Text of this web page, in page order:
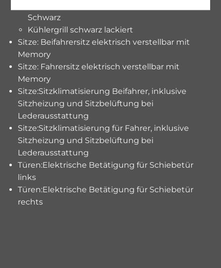
Schwarz
Kühlergrill schwarz lackiert
Sitze: Beifahrersitz elektrisch verstellbar mit
Memory
Sitze: Fahrersitz elektrisch verstellbar mit
Memory
Sitze:Sitzklimatisierung Beifahrer, inklusive
Sitzheizung und Sitzbelüftung bei
Lederausstattung
Sitze:Sitzklimatisierung für Fahrer, inklusive
Sitzheizung und Sitzbelüftung bei
Lederausstattung
Türen:Elektrische Betätigung für Schiebetür
links
Türen:Elektrische Betätigung für Schiebetür
rechts